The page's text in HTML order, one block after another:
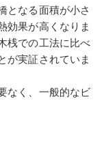
となる面積が小さ
効果が高くなりま
桟での工法に比べ
が実証されていま
なく、一般的なビ